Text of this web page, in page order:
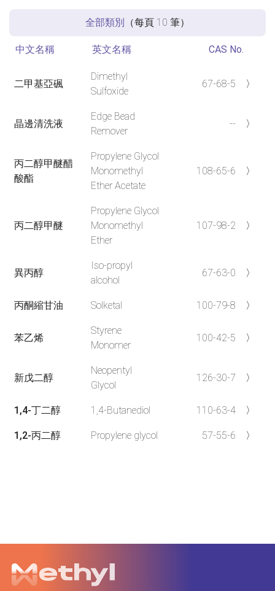
全部類別 （每頁 10 筆）
中文名稱 英文名稱 CAS No.
二甲基亞碸
Dimethyl
Sulfoxide
67-68-5 〉
晶邊清洗液
Edge Bead
Remover
-- 〉
丙二醇甲醚醋
酸酯
Propylene Glycol
Monomethyl
Ether Acetate
108-65-6 〉
丙二醇甲醚
Propylene Glycol
Monomethyl
Ether
107-98-2 〉
異丙醇
Iso-propyl
alcohol
67-63-0 〉
丙酮縮甘油 Solketal 100-79-8 〉
苯乙烯
Styrene
Monomer
100-42-5 〉
新戊二醇
Neopentyl
Glycol
126-30-7 〉
1,4-丁二醇 1,4-Butanediol 110-63-4 〉
1,2-丙二醇 Propylene glycol 57-55-6 〉